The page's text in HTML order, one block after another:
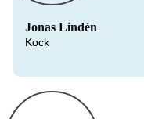
Jonas Lindén
Kock